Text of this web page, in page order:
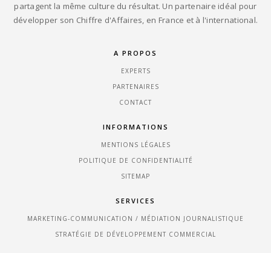
partagent la même culture du résultat. Un partenaire idéal pour
développer son Chiffre d'Affaires, en France et à l'international.
A PROPOS
EXPERTS
PARTENAIRES
CONTACT
INFORMATIONS
MENTIONS LÉGALES
POLITIQUE DE CONFIDENTIALITÉ
SITEMAP
SERVICES
MARKETING-COMMUNICATION / MÉDIATION JOURNALISTIQUE
STRATÉGIE DE DÉVELOPPEMENT COMMERCIAL